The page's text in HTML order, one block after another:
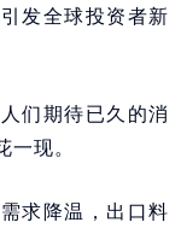
发全球投资者新
们期待已久的消
一现。
求降温，出口料